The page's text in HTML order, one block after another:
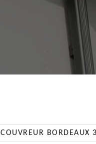
COUVREUR BORDEAUX